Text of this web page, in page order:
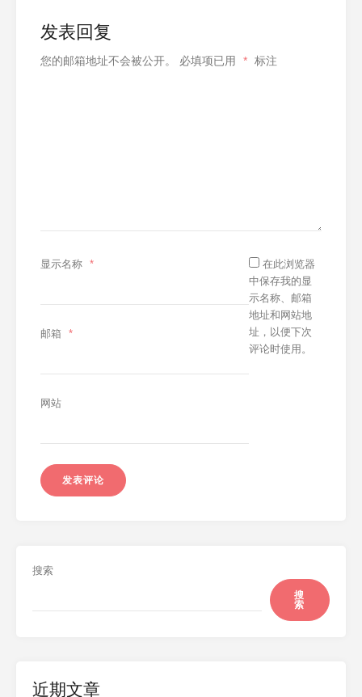
发表回复
您的邮箱地址不会被公开。 必填项已用 * 标注
显示名称 *
邮箱 *
网站
在此浏览器
中保存我的显
示名称、邮箱
地址和网站地
址，以便下次
评论时使用。
搜索
搜
索
近期文章